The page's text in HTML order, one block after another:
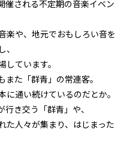
催される不定期の音楽イベン
楽や、地元でおもしろい音を
ています。
た「群青」の常連客。
通い続けているのだとか。
き交う「群青」や、
た人々が集まり、はじまった